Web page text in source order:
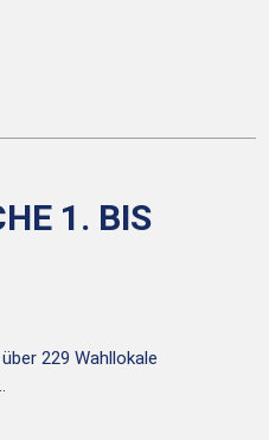
1. BIS
229 Wahllokale